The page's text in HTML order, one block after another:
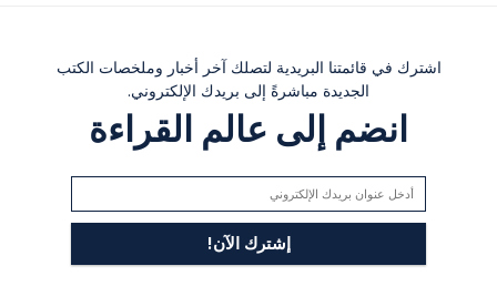
اشترك في قائمتنا البريدية لتصلك آخر أخبار وملخصات الكتب
الجديدة مباشرةً إلى بريدك الإلكتروني.
انضم إلى عالم القراءة